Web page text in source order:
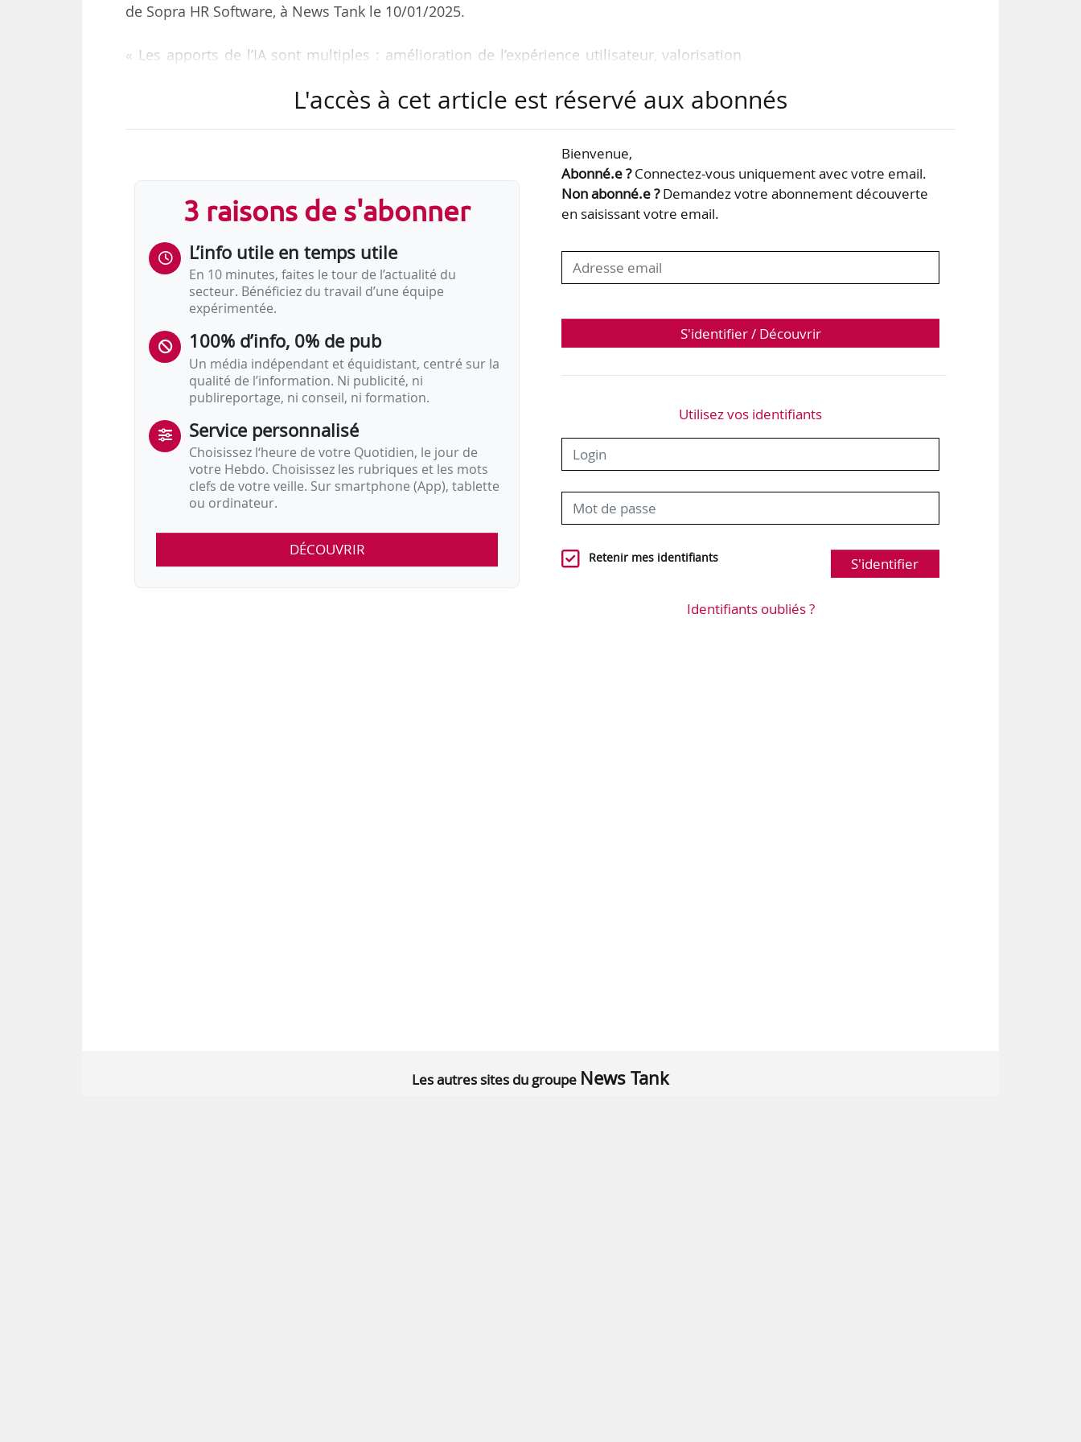
de Sopra HR Software, à News Tank le 10/01/2025.
« Les apports de l’IA sont multiples : amélioration de l’expérience utilisateur, valorisation
enrichies avec des capacités IA. L’objectif est de démontrer que les technologies IA sont
désormais matures en vue d’un passage à l’échelle industrielle. »
au…
L'accès à cet article est réservé aux abonnés
3 raisons de s'abonner
L’info utile en temps utile
En 10 minutes, faites le tour de l’actualité du
secteur. Bénéficiez du travail d’une équipe
expérimentée.
100% d’info, 0% de pub
Un média indépendant et équidistant, centré sur la
qualité de l’information. Ni publicité, ni
publireportage, ni conseil, ni formation.
Service personnalisé
Choisissez l‘heure de votre Quotidien, le jour de
votre Hebdo. Choisissez les rubriques et les mots
clefs de votre veille. Sur smartphone (App), tablette
ou ordinateur.
DÉCOUVRIR
Bienvenue,
Abonné.e ?Connectez-vous uniquement avec votre email.
Non abonné.e ?Demandez votre abonnement découverte
en saisissant votre email.
S'identifier / Découvrir
Utilisez vos identifiants
Retenir mes identifiants S'identifier
Identifiants oubliés ?
Les autres sites du groupe News Tank